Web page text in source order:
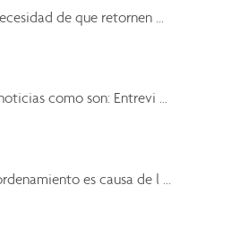
de que retornen ...
como son: Entrevi ...
es causa de l ...